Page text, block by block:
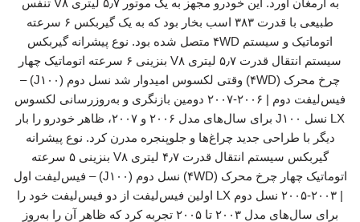
به ارمغان آورد. این خودرو مجهز به یک موتور ۵٫۷ لیتری V۸ تنفس
طبیعی با قدرت ۳۸۳ اسب بخار بود که به یک گیربکس ۶ سرعته
اتوماتیک و سیستم ۴WD متصل شده بود. نوع پیشرانه گیربکس
سیستم انتقال قدرت ۵٫۷ لیتری V۸ بنزینی ۶ سرعته اتوماتیک چهار
چرخ محرک (۴WD) وقتی لکسوس امیدوار شد نسل دوم (J۱۰۰) –
فیس‌لیفت دوم | ۲۰۰۶-۲۰۰۷ دومین بازنگری و به‌روزرسانی لکسوس
LX نسل J۱۰۰ برای سال‌های مدل ۲۰۰۶ و ۲۰۰۷، ظاهر خودرو را بار
دیگر با طراحی جدید چراغ‌ها و جلوپنجره مدرن کرد. نوع پیشرانه
گیربکس سیستم انتقال قدرت ۴٫۷ لیتری V۸ بنزینی ۵ سرعته
اتوماتیک چهار چرخ محرک (۴WD) نسل دوم (J۱۰۰) – فیس‌لیفت اول
| ۲۰۰۳-۲۰۰۵ نسل دوم LX اولین فیس‌لیفت از دو فیس‌لیفت خود را
برای سال‌های مدل ۲۰۰۳ تا ۲۰۰۵ تجربه کرد که ظاهر آن را به‌روز